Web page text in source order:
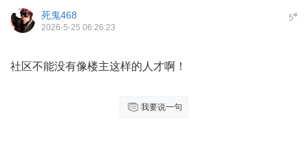
5#
死鬼468
2026-5-25 06:26:23
社区不能没有像楼主这样的人才啊！
我要说一句